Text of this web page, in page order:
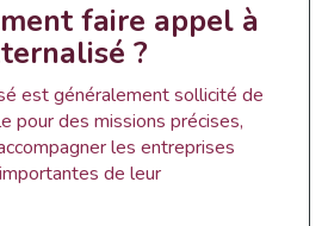
faire appel à
?
est généralement sollicité de
pour des missions précises,
les entreprises
de leur